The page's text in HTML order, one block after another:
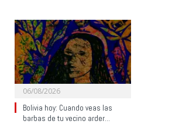
06/08/2026
Bolivia hoy: Cuando veas las
barbas de tu vecino arder…